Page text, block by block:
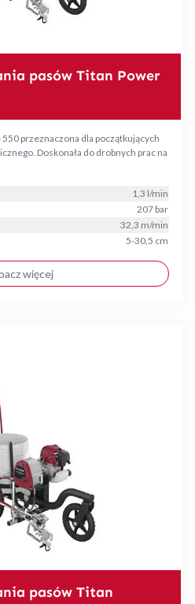
pasów Titan Power
przeznaczona dla początkujących
Doskonała do drobnych prac na
1,3 l/min
207 bar
32,3 m/min
5-30,5 cm
więcej
pasów Titan